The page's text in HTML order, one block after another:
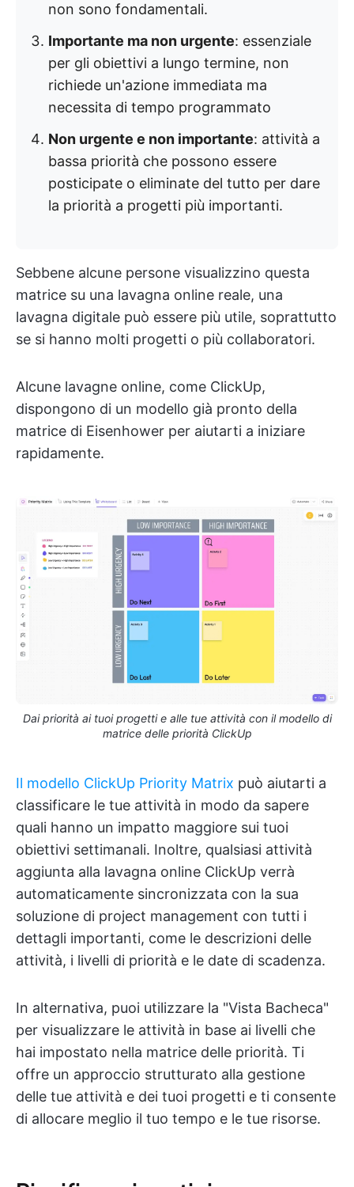
non sono fondamentali.
Importante ma non urgente: essenziale
per gli obiettivi a lungo termine, non
richiede un'azione immediata ma
necessita di tempo programmato
Non urgente e non importante: attività a
bassa priorità che possono essere
posticipate o eliminate del tutto per dare
la priorità a progetti più importanti.
Sebbene alcune persone visualizzino questa
matrice su una lavagna online reale, una
lavagna digitale può essere più utile, soprattutto
se si hanno molti progetti o più collaboratori.
Alcune lavagne online, come ClickUp,
dispongono di un modello già pronto della
matrice di Eisenhower per aiutarti a iniziare
rapidamente.
Dai priorità ai tuoi progetti e alle tue attività con il modello di
matrice delle priorità ClickUp
Il modello ClickUp Priority Matrix può aiutarti a
classificare le tue attività in modo da sapere
quali hanno un impatto maggiore sui tuoi
obiettivi settimanali. Inoltre, qualsiasi attività
aggiunta alla lavagna online ClickUp verrà
automaticamente sincronizzata con la sua
soluzione di project management con tutti i
dettagli importanti, come le descrizioni delle
attività, i livelli di priorità e le date di scadenza.
In alternativa, puoi utilizzare la "Vista Bacheca"
per visualizzare le attività in base ai livelli che
hai impostato nella matrice delle priorità. Ti
offre un approccio strutturato alla gestione
delle tue attività e dei tuoi progetti e ti consente
di allocare meglio il tuo tempo e le tue risorse.